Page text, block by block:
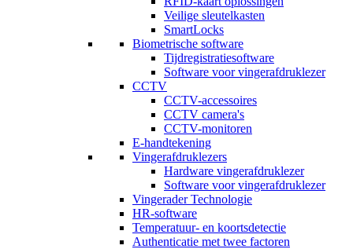
Veilige sleutelkasten
SmartLocks
Biometrische software
Tijdregistratiesoftware
Software voor vingerafdruklezer
CCTV
CCTV-accessoires
CCTV camera's
CCTV-monitoren
E-handtekening
Vingerafdruklezers
Hardware vingerafdruklezer
Software voor vingerafdruklezer
Vingerader Technologie
HR-software
Temperatuur- en koortsdetectie
Authenticatie met twee factoren